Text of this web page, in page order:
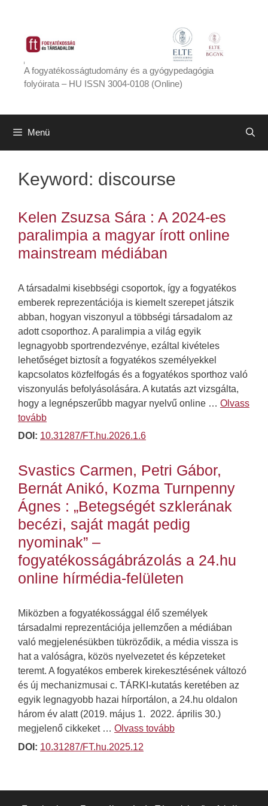
tartalomba
A fogyatékosságtudomány és a gyógypedagógia
folyóirata – HU ISSN 3004-0108 (Online)
Menü
Keyword: discourse
Kelen Zsuzsa Sára : A 2024-es
paralimpia a magyar írott online
mainstream médiában
A társadalmi kisebbségi csoportok, így a fogyatékos
emberek reprezentációja is kiemelt szerepet játszik
abban, hogyan viszonyul a többségi társadalom az
adott csoporthoz. A paralimpia a világ egyik
legnagyobb sportrendezvénye, ezáltal kivételes
lehetőséget biztosít a fogyatékos személyekkel
kapcsolatos közfelfogás és a fogyatékos sporthoz való
viszonyulás befolyásolására. A kutatás azt vizsgálta,
hogy a legnépszerűbb magyar nyelvű online … Olvass
tovább
DOI: 10.31287/FT.hu.2026.1.6
Svastics Carmen, Petri Gábor,
Bernát Anikó, Kozma Turnpenny
Ágnes : „Betegségét szklerának
becézi, saját magát pedig
nyominak” –
fogyatékosságábrázolás a 24.hu
online hírmédia-felületen
Miközben a fogyatékossággal élő személyek
társadalmi reprezentációja jellemzően a médiában
való megjelenésükben tükröződik, a média vissza is
hat a valóságra, közös nyelvezetet és képzeteket
teremt. A fogyatékos emberek kirekesztésének változó
és új mechanizmusai c. TÁRKI-kutatás keretében az
egyik legnagyobb hazai hírportálon, a 24.hu oldalon
három év alatt (2019. május 1. 2022. április 30.)
megjelenő cikkeket … Olvass tovább
DOI: 10.31287/FT.hu.2025.12